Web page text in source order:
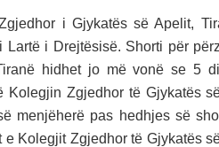
i Gjykatës së Apelit,
Lartë i Drejtësisë. Shorti për
hidhet jo më vonë se 5
Kolegjin Zgjedhor të Gjykatës
menjëherë pas hedhjes së
e Kolegjit Zgjedhor të Gjykatës